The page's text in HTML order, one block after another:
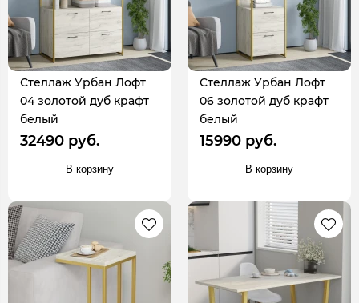
Стеллаж Урбан Лофт
04 золотой дуб крафт
белый
32490 руб.
В корзину
Стеллаж Урбан Лофт
06 золотой дуб крафт
белый
15990 руб.
В корзину